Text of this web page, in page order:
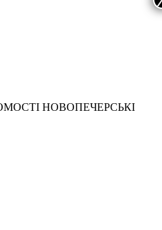
НОВОПЕЧЕРСЬКІ